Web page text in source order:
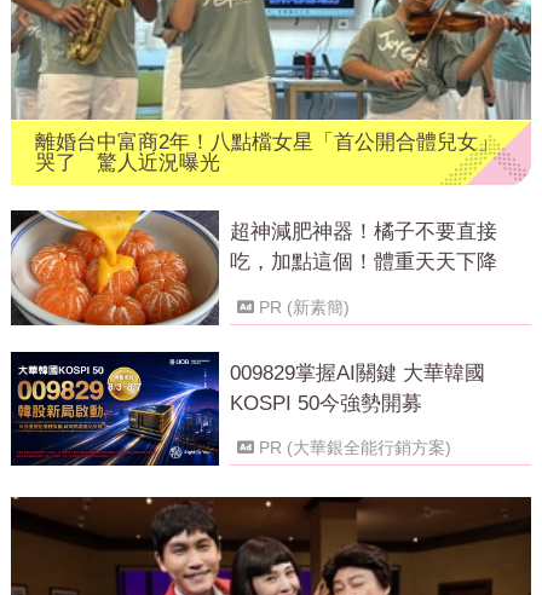
離婚台中富商2年！八點檔女星「首公開合體兒女」
哭了 驚人近況曝光
超神減肥神器！橘子不要直接
吃，加點這個！體重天天下降
PR (新素簡)
009829掌握AI關鍵 大華韓國
KOSPI 50今強勢開募
PR (大華銀全能行銷方案)